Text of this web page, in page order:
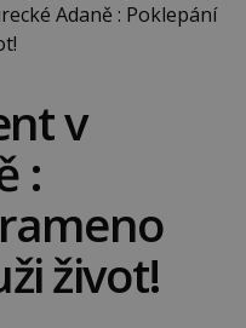
Adaně : Poklepání
v
:
život!